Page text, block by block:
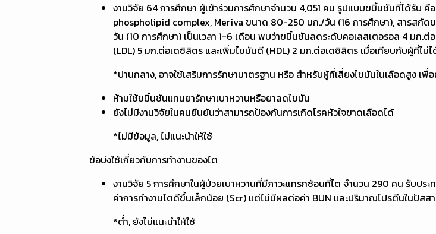
งานวิจัย 64 การศึกษา ผู้เข้าร่วมการศึกษาจำนวน 4,051 คน รูปแบบขมิ้นชันที่ได้รั
phospholipid complex, Meriva ขนาด 80-250 มก./วัน (16 การศึกษา), สารสกั
วัน (10 การศึกษา) เป็นเวลา 1-6 เดือน พบว่าขมิ้นชันลดระดับคอเลสเตอรอล 4 มก
(LDL) 5 มก.ต่อเดซิลิตร และเพิ่มไขมันดี (HDL) 2 มก.ต่อเดซิลิตร เมื่อเทียบกับผู้ที่ไม่
*ปานกลาง, อาจใช้เสริมการรักษามาตรฐาน หรือ สำหรับผู้ที่เสี่ยงไขมันในเลือดสูง เพื่อ
ห้ามใช้ขมิ้นชันแทนยารักษาเบาหวานหรือยาลดไขมัน
ยังไม่มีงานวิจัยในคนยืนยันว่าสามารถป้องกันการเกิดโรคหัวใจขาดเลือดได้
*ไม่มีข้อมูล, ไม่แนะนำให้ใช้
ข้อบ่งใช้เกี่ยวกับการทำงานของไต
งานวิจัย 5 การศึกษาในผู้ป่วยเบาหวานที่มีภาวะแทรกซ้อนที่ไต จำนวน 290 คน รับป
ค่าการทำงานไตดีขึ้นเล็กน้อย (Scr) แต่ไม่มีผลต่อค่า BUN และปริมาณโปรตีนในปัสส
*ต่ำ, ยังไม่แนะนำให้ใช้